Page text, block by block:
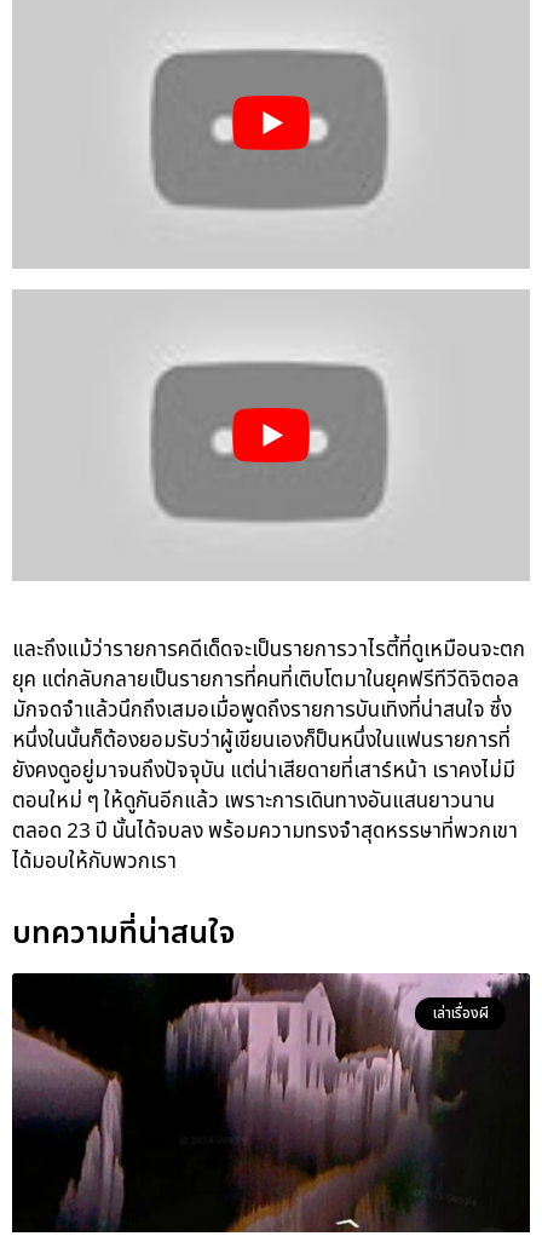
และถึงแม้ว่ารายการคดีเด็ดจะเป็นรายการวาไรตี้ที่ดูเหมือนจะตก
ยุค แต่กลับกลายเป็นรายการที่คนที่เติบโตมาในยุคฟรีทีวีดิจิตอล
มักจดจำแล้วนึกถึงเสมอเมื่อพูดถึงรายการบันเทิงที่น่าสนใจ ซึ่ง
หนึ่งในนั้นก็ต้องยอมรับว่าผู้เขียนเองก็ป็นหนึ่งในแฟนรายการที่
ยังคงดูอยู่มาจนถึงปัจจุบัน แต่น่าเสียดายที่เสาร์หน้า เราคงไม่มี
ตอนใหม่ ๆ ให้ดูกันอีกแล้ว เพราะการเดินทางอันแสนยาวนาน
ตลอด 23 ปี นั้นได้จบลง พร้อมความทรงจำสุดหรรษาที่พวกเขา
ได้มอบให้กับพวกเรา
บทความที่น่าสนใจ
เล่าเรื่องผี